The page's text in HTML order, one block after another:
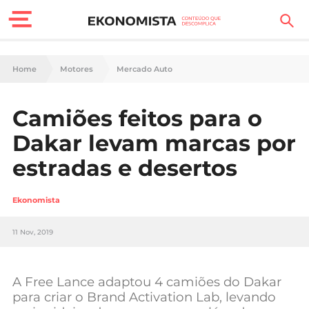
Finanças Pessoais
Carreira
Casa
Lifestyle
Sociedade
Negócios
Home Motores Mercado Auto
Camiões feitos para o
Dakar levam marcas por
estradas e desertos
Ekonomista
11 Nov, 2019
A Free Lance adaptou 4 camiões do Dakar
para criar o Brand Activation Lab, levando